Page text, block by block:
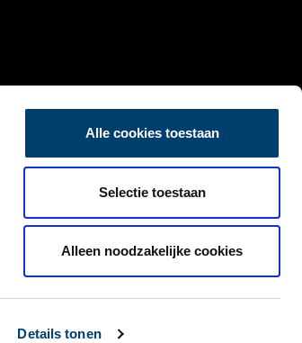
Details tonen
Alle cookies toestaan
Selectie toestaan
Alleen noodzakelijke cookies